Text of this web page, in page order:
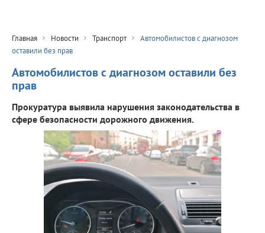
Главная Новости Транспорт
Автомобилистов с диагнозом
оставили без прав
Автомобилистов с диагнозом оставили без
прав
Прокуратура выявила нарушения законодательства в
сфере безопасности дорожного движения.